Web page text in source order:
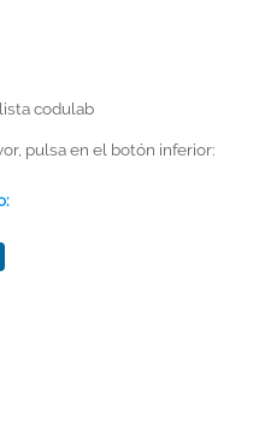
codulab
pulsa en el botón inferior: